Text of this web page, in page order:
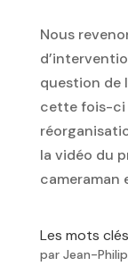
Nous
question de
cette fois-ci
la vidéo du
cameraman
Les mots
par Jean-